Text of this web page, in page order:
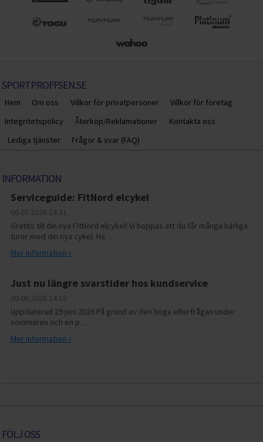
SPORTPROFFSEN.SE
Hem Om oss Villkor för privatpersoner
Villkor för företag
Integritetspolicy
Återköp/Reklamationer
Kontakta oss
Lediga tjänster
Frågor & svar (FAQ)
INFORMATION
Serviceguide: FitNord elcykel
06.07.2026 14.31
Grattis till din nya FitNord elcykel! Vi hoppas att du får många härliga
turer med din nya cykel. Hä…
Mer information »
Just nu längre svarstider hos kundservice
30.06.2026 14.15
Uppdaterad 29 juni 2026 På grund av den höga efterfrågan under
sommaren och en p…
Mer information »
FÖLJ OSS